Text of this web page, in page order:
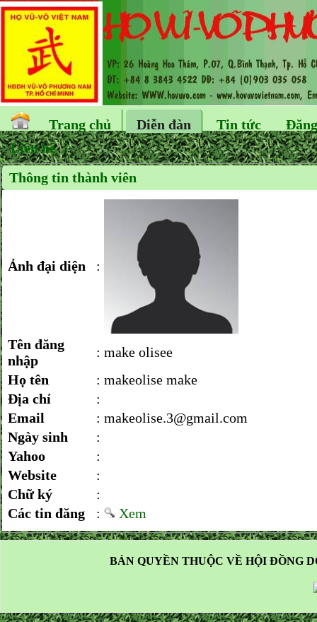
Trang chủ Diễn đàn Tin tức
Liên hệ
Thông tin thành viên
Ảnh đại diện :
Tên đăng
nhập
: make olisee
Họ tên
: makeolise make
Địa chỉ
:
Email
: makeolise.3@gmail.com
Ngày sinh
:
Yahoo
:
Website
:
Chữ ký
:
Các tin đăng
: Xem
BẢN QUYỀN THUỘC VỀ HỘI ĐỒNG